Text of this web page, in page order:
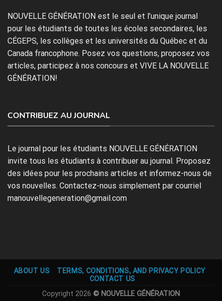
NOUVELLE GÉNÉRATION est le seul et l’unique journal
pour les étudiants de toutes les écoles secondaires, les
CÉGEPS, les collèges et les universités du Québec et du
Canada francophone. Posez vos questions, proposez vos
articles, participez à nos concours et VIVE LA NOUVELLE
GÉNÉRATION!
CONTRIBUEZ AU JOURNAL
Le journal pour les étudiants NOUVELLE GÉNÉRATION
invite tous les étudiants à contribuer au journal. Proposez
des idées pour les prochains articles et informez-nous de
vos nouvelles. Contactez-nous simplement par courriel
manouvellegeneration@gmail.com
ABOUT US
TERMS, CONDITIONS, AND PRIVACY POLICY
CONTACT US
Copyright 2026 © NOUVELLE GÉNÉRATION